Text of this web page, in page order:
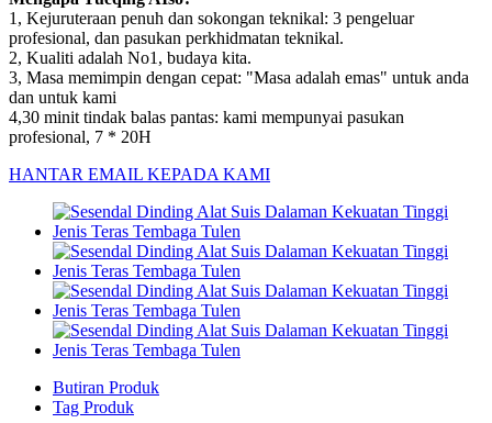
1, Kejuruteraan penuh dan sokongan teknikal: 3 pengeluar
profesional, dan pasukan perkhidmatan teknikal.
2, Kualiti adalah No1, budaya kita.
3, Masa memimpin dengan cepat: "Masa adalah emas" untuk anda
dan untuk kami
4,30 minit tindak balas pantas: kami mempunyai pasukan
profesional, 7 * 20H
HANTAR EMAIL KEPADA KAMI
Butiran Produk
Tag Produk